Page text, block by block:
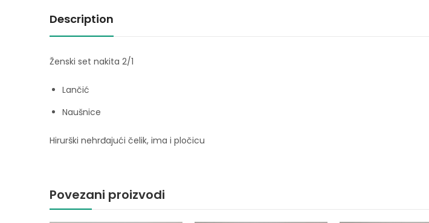
Description
Ženski set nakita 2/1
Lančić
Naušnice
Hirurški nehrđajući čelik, ima i pločicu
Povezani proizvodi